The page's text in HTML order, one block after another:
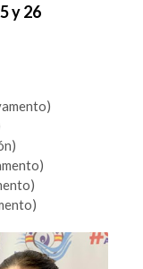
y 26